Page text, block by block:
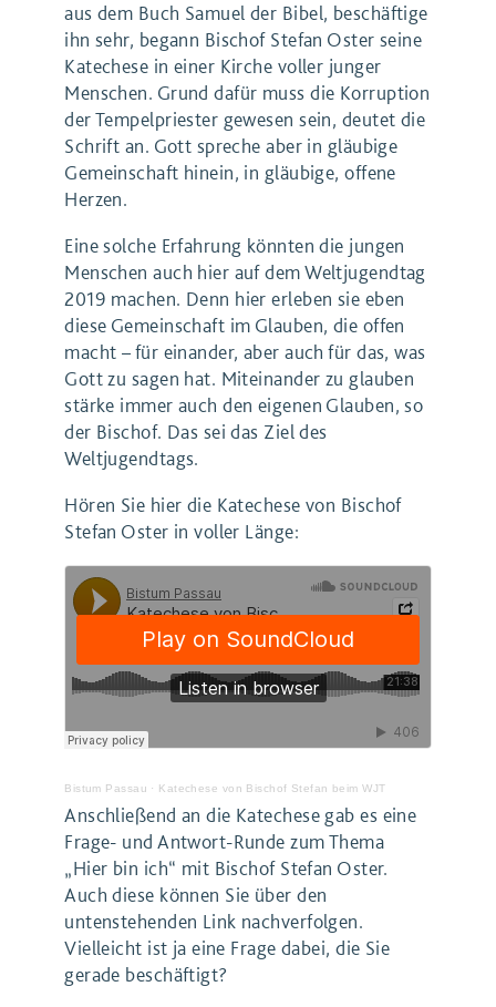
aus dem Buch Samuel der Bibel, beschäftige
ihn sehr, begann Bischof Stefan Oster seine
Katechese in einer Kirche voller junger
Menschen. Grund dafür muss die Korruption
der Tempelpriester gewesen sein, deutet die
Schrift an. Gott spreche aber in gläubige
Gemeinschaft hinein, in gläubige, offene
Herzen.
Eine solche Erfahrung könnten die jungen
Menschen auch hier auf dem Weltjugendtag
2019 machen. Denn hier erleben sie eben
diese Gemeinschaft im Glauben, die offen
macht – für einander, aber auch für das, was
Gott zu sagen hat. Miteinander zu glauben
stärke immer auch den eigenen Glauben, so
der Bischof. Das sei das Ziel des
Weltjugendtags.
Hören Sie hier die Katechese von Bischof
Stefan Oster in voller Länge:
Bistum Passau · Katechese von Bischof Stefan beim WJT
Anschließend an die Katechese gab es eine
Frage- und Antwort-Runde zum Thema
„Hier bin ich“ mit Bischof Stefan Oster.
Auch diese können Sie über den
untenstehenden Link nachverfolgen.
Vielleicht ist ja eine Frage dabei, die Sie
gerade beschäftigt?